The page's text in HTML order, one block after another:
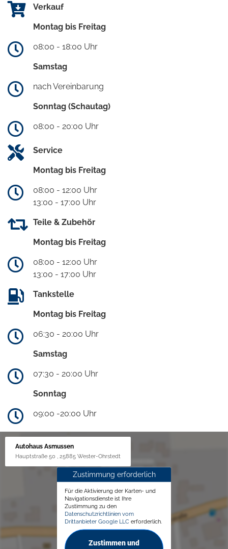
Verkauf
Montag bis Freitag
08:00 - 18:00 Uhr
Samstag
nach Vereinbarung
Sonntag (Schautag)
08:00 - 20:00 Uhr
Service
Montag bis Freitag
08:00 - 12:00 Uhr
13:00 - 17:00 Uhr
Teile & Zubehör
Montag bis Freitag
08:00 - 12:00 Uhr
13:00 - 17:00 Uhr
Tankstelle
Montag bis Freitag
06:30 - 20:00 Uhr
Samstag
07:30 - 20:00 Uhr
Sonntag
09:00 -20:00 Uhr
Autohaus Asmussen
Hauptstraße 50 , 25885 Wester-Ohrstedt
Zustimmung erforderlich
Für die Aktivierung der Karten- und
Navigationsdienste ist Ihre
Zustimmung zu den
Datenschutzrichtlinien vom
Drittanbieter Google LLC erforderlich.
Zustimmen und